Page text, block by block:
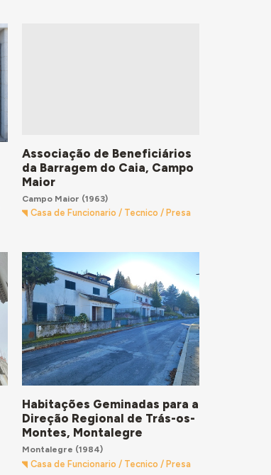
Associação de Beneficiários
da Barragem do Caia, Campo
Maior
Campo Maior (1963)
Casa de Funcionario / Tecnico / Presa
Habitações Geminadas para a
Direção Regional de Trás-os-
Montes, Montalegre
Montalegre (1984)
Casa de Funcionario / Tecnico / Presa